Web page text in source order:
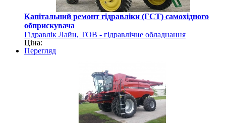
Капітальний ремонт гідравліки (ГСТ) самохідного
обприскувача
Гідравлік Лайн, ТОВ - гідравлічне обладнання
Ціна:
Перегляд